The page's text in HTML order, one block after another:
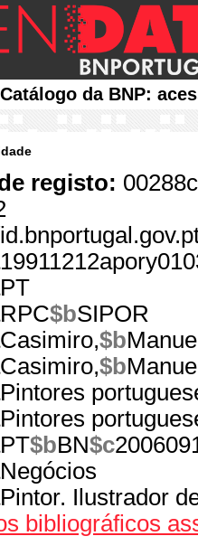
Catálogo da BNP:
registo:
PT
RPC$bSIPOR
Casimiro,$b
Casimiro,$b
Pintores
Pintores
PT$bBN$c
Negócios
Pintor. Ilustrador
bibliográficos